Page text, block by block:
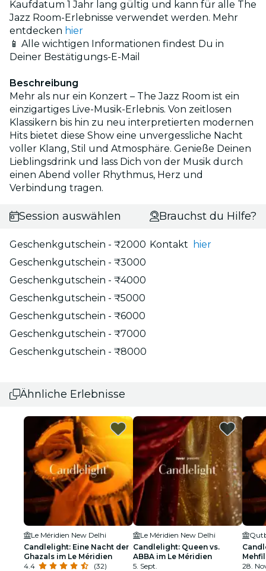
Kaufdatum 1 Jahr lang gültig und kann für alle The
Jazz Room-Erlebnisse verwendet werden. Mehr
entdecken hier
📱 Alle wichtigen Informationen findest Du in
Deiner Bestätigungs-E-Mail
Beschreibung
Mehr als nur ein Konzert – The Jazz Room ist ein
einzigartiges Live-Musik-Erlebnis. Von zeitlosen
Klassikern bis hin zu neu interpretierten modernen
Hits bietet diese Show eine unvergessliche Nacht
voller Klang, Stil und Atmosphäre. Genieße Deinen
Lieblingsdrink und lass Dich von der Musik durch
einen Abend voller Rhythmus, Herz und
Verbindung tragen.
Session auswählen
Geschenkgutschein - ₹2000
Geschenkgutschein - ₹3000
Geschenkgutschein - ₹4000
Geschenkgutschein - ₹5000
Geschenkgutschein - ₹6000
Geschenkgutschein - ₹7000
Geschenkgutschein - ₹8000
Brauchst du Hilfe?
Kontakt hier
Ähnliche Erlebnisse
Le Méridien New Delhi
Candlelight: Eine Nacht der
Ghazals im Le Méridien
4.4
(32)
Le Méridien New Delhi
Candlelight: Queen vs.
ABBA im Le Méridien
5. Sept.
Minar
28.